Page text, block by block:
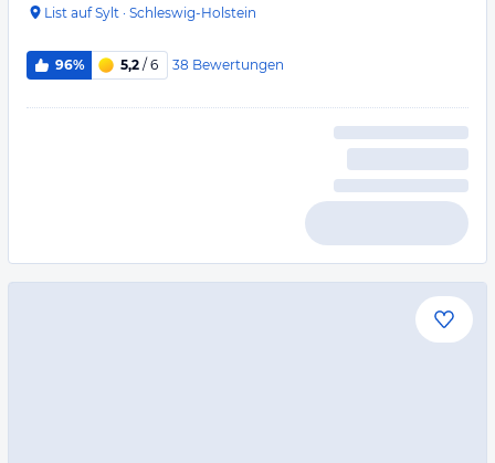
List auf Sylt · Schleswig-Holstein
96% 5,2 / 6 38 Bewertungen